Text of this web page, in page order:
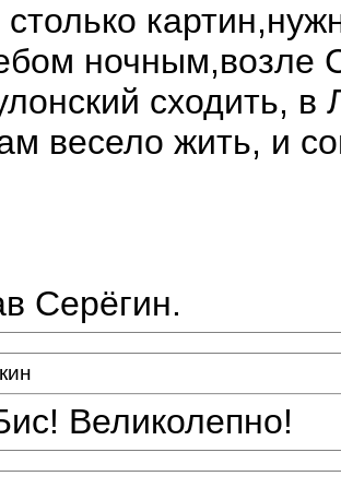
ночным,возле
сходить, в
весело жить, и
Серёгин.
Великолепно!